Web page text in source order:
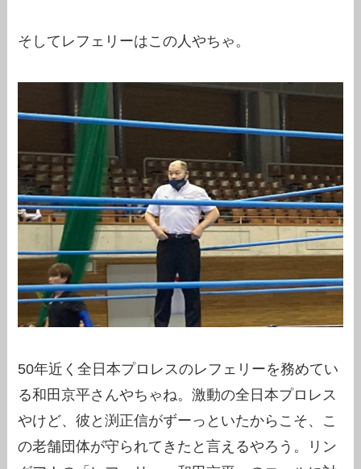
そしてレフェリーはこの人やちゃ。
50年近く全日本プロレスのレフェリーを務めてい
る和田京平さんやちゃね。激動の全日本プロレス
やけど、彼と渕正信がずーっといたからこそ、こ
の老舗団体が守られてきたと言えるやろう。リン